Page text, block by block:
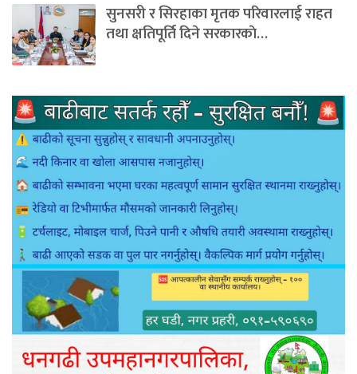
सुनसरी र सिरहाका मृतक परिवारलाई राहत
तथा क्षतिपूर्ति दिने सरकारकाे…